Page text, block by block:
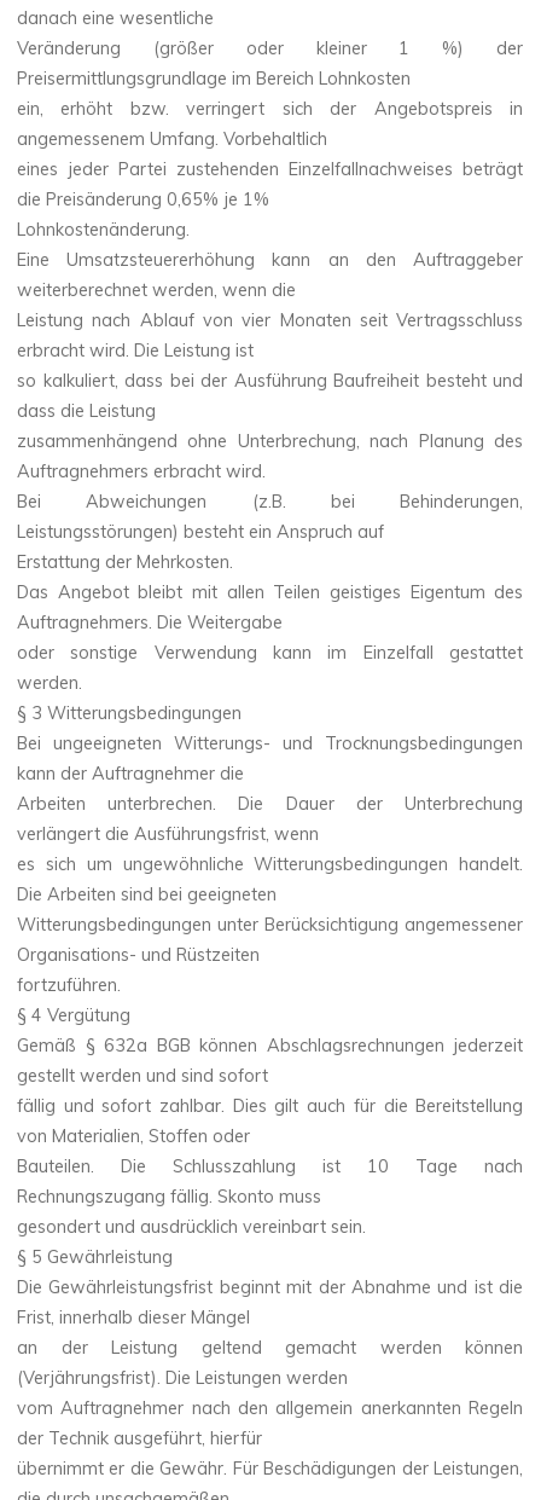
danach eine wesentliche
Veränderung (größer oder kleiner 1 %) der
Preisermittlungsgrundlage im Bereich Lohnkosten
ein, erhöht bzw. verringert sich der Angebotspreis in
angemessenem Umfang. Vorbehaltlich
eines jeder Partei zustehenden Einzelfallnachweises beträgt
die Preisänderung 0,65% je 1%
Lohnkostenänderung.
Eine Umsatzsteuererhöhung kann an den Auftraggeber
weiterberechnet werden, wenn die
Leistung nach Ablauf von vier Monaten seit Vertragsschluss
erbracht wird. Die Leistung ist
so kalkuliert, dass bei der Ausführung Baufreiheit besteht und
dass die Leistung
zusammenhängend ohne Unterbrechung, nach Planung des
Auftragnehmers erbracht wird.
Bei Abweichungen (z.B. bei Behinderungen,
Leistungsstörungen) besteht ein Anspruch auf
Erstattung der Mehrkosten.
Das Angebot bleibt mit allen Teilen geistiges Eigentum des
Auftragnehmers. Die Weitergabe
oder sonstige Verwendung kann im Einzelfall gestattet
werden.
§ 3 Witterungsbedingungen
Bei ungeeigneten Witterungs- und Trocknungsbedingungen
kann der Auftragnehmer die
Arbeiten unterbrechen. Die Dauer der Unterbrechung
verlängert die Ausführungsfrist, wenn
es sich um ungewöhnliche Witterungsbedingungen handelt.
Die Arbeiten sind bei geeigneten
Witterungsbedingungen unter Berücksichtigung angemessener
Organisations- und Rüstzeiten
fortzuführen.
§ 4 Vergütung
Gemäß § 632a BGB können Abschlagsrechnungen jederzeit
gestellt werden und sind sofort
fällig und sofort zahlbar. Dies gilt auch für die Bereitstellung
von Materialien, Stoffen oder
Bauteilen. Die Schlusszahlung ist 10 Tage nach
Rechnungszugang fällig. Skonto muss
gesondert und ausdrücklich vereinbart sein.
§ 5 Gewährleistung
Die Gewährleistungsfrist beginnt mit der Abnahme und ist die
Frist, innerhalb dieser Mängel
an der Leistung geltend gemacht werden können
(Verjährungsfrist). Die Leistungen werden
vom Auftragnehmer nach den allgemein anerkannten Regeln
der Technik ausgeführt, hierfür
übernimmt er die Gewähr. Für Beschädigungen der Leistungen,